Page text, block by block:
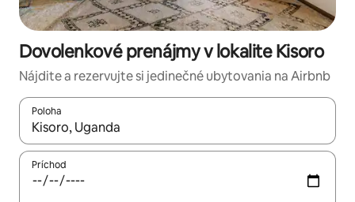
Dovolenkové prenájmy v lokalite Kisoro
Nájdite a rezervujte si jedinečné ubytovania na Airbnb
Poloha
Keď budú výsledky k dispozícii, môžete si ich prechádzať
Príchod